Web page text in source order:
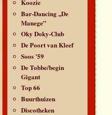
Koozie
Bar-Dancing ,,De
Manege”
Oky Doky-Club
De Poort van Kleef
Soos ’59
De Tobbe/begin
Gigant
Top 66
Buurthuizen
Discotheken